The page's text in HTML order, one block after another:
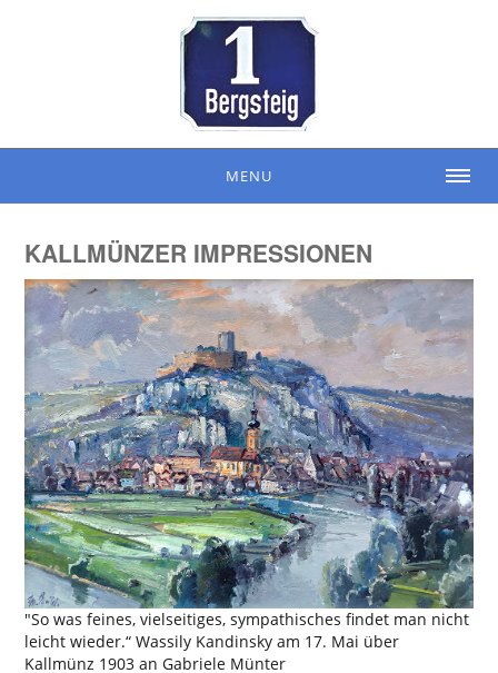
MENU
KALLMÜNZER IMPRESSIONEN
"So was feines, vielseitiges, sympathisches findet man nicht
leicht wieder.“ Wassily Kandinsky am 17. Mai über
Kallmünz 1903 an Gabriele Münter